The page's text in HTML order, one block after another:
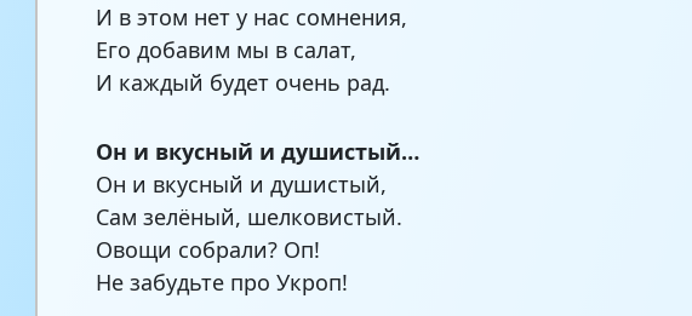
И в этом нет у нас сомнения,
Его добавим мы в салат,
И каждый будет очень рад.
Он и вкусный и душистый…
Он и вкусный и душистый,
Сам зелёный, шелковистый.
Овощи собрали? Оп!
Не забудьте про Укроп!